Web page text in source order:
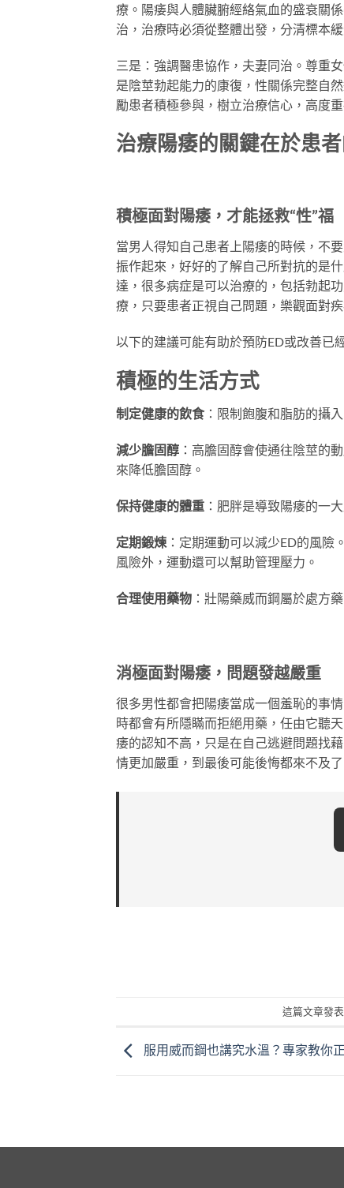
療。陽痿與人體臟腑經絡氣血的盛衰關
治，治療時必須從整體出發，分清標本
三是：強調醫患協作，夫妻同治。尊重
是陰莖勃起能力的康復，性關係完整自
勵患者積極參與，樹立治療信心，高度
治療陽痿的關鍵在於患
積極面對陽痿，才能拯救“性”福
當男人得知自己患者上陽痿的時候，不
振作起來，好好的了解自己所對抗的是
達，很多病症是可以治療的，包括勃起
療，只要患者正視自己問題，樂觀面對
以下的建議可能有助於預防ED或改善已
積極的生活方式
制定健康的飲食：限制飽腹和脂肪的攝
減少膽固醇 ：高膽固醇會使通往陰莖的
來降低膽固醇。
保持健康的體重 ：肥胖是導致陽痿的一
定期鍛煉 ：定期運動可以減少ED的風
風險外，運動還可以幫助管理壓力。
合理使用藥物 ：壯陽藥威而鋼屬於處方
消極面對陽痿，問題發越嚴重
很多男性都會把陽痿當成一個羞恥的事
時都會有所隱瞞而拒絕用藥，任由它聽
痿的認知不高，只是在自己逃避問題找
情更加嚴重，到最後可能後悔都來不及了
這篇文章發
服用威而鋼也講究水溫？專家教你